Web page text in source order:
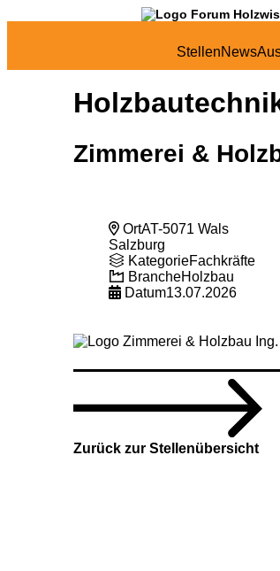
StellenNews
Zimmerei &
OrtAT-5071 Wals
Salzburg
KategorieFachkräfte
BrancheHolzbau
Datum13.07.2026
Zurück zur Stellenübersicht